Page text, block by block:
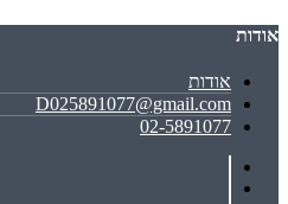
אודות
אודות
D025891077@gmail.com
02-5891077